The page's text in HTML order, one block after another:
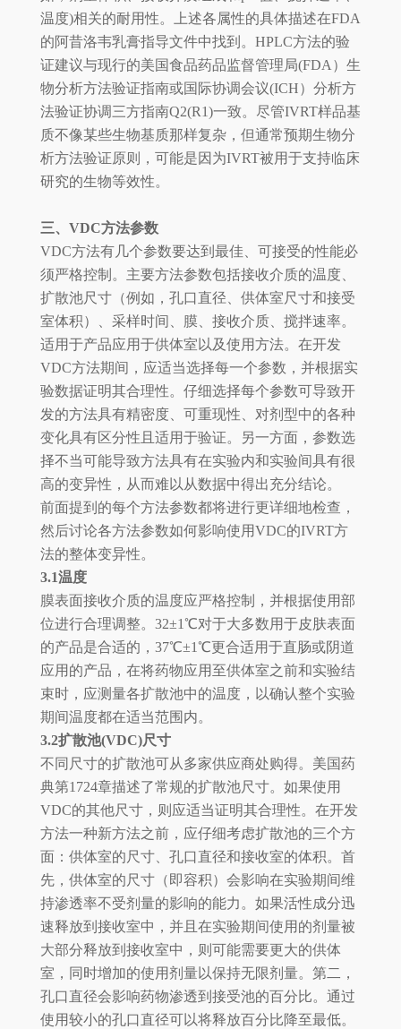
温度)相关的耐用性。上述各属性的具体描述在FDA
的阿昔洛韦乳膏指导文件中找到。HPLC方法的验
证建议与现行的美国食品药品监督管理局(FDA）生
物分析方法验证指南或国际协调会议(ICH）分析方
法验证协调三方指南Q2(R1)一致。尽管IVRT样品基
质不像某些生物基质那样复杂，但通常预期生物分
析方法验证原则，可能是因为IVRT被用于支持临床
研究的生物等效性。
三、VDC方法参数
VDC方法有几个参数要达到最佳、可接受的性能必
须严格控制。主要方法参数包括接收介质的温度、
扩散池尺寸（例如，孔口直径、供体室尺寸和接受
室体积）、采样时间、膜、接收介质、搅拌速率。
适用于产品应用于供体室以及使用方法。在开发
VDC方法期间，应适当选择每一个参数，并根据实
验数据证明其合理性。仔细选择每个参数可导致开
发的方法具有精密度、可重现性、对剂型中的各种
变化具有区分性且适用于验证。另一方面，参数选
择不当可能导致方法具有在实验内和实验间具有很
高的变异性，从而难以从数据中得出充分结论。
前面提到的每个方法参数都将进行更详细地检查，
然后讨论各方法参数如何影响使用VDC的IVRT方
法的整体变异性。
3.1温度
膜表面接收介质的温度应严格控制，并根据使用部
位进行合理调整。32±1℃对于大多数用于皮肤表面
的产品是合适的，37℃±1℃更合适用于直肠或阴道
应用的产品，在将药物应用至供体室之前和实验结
束时，应测量各扩散池中的温度，以确认整个实验
期间温度都在适当范围内。
3.2扩散池(VDC)尺寸
不同尺寸的扩散池可从多家供应商处购得。美国药
典第1724章描述了常规的扩散池尺寸。如果使用
VDC的其他尺寸，则应适当证明其合理性。在开发
方法一种新方法之前，应仔细考虑扩散池的三个方
面：供体室的尺寸、孔口直径和接收室的体积。首
先，供体室的尺寸（即容积）会影响在实验期间维
持渗透率不受剂量的影响的能力。如果活性成分迅
速释放到接收室中，并且在实验期间使用的剂量被
大部分释放到接收室中，则可能需要更大的供体
室，同时增加的使用剂量以保持无限剂量。第二，
孔口直径会影响药物渗透到接受池的百分比。通过
使用较小的孔口直径可以将释放百分比降至最低。